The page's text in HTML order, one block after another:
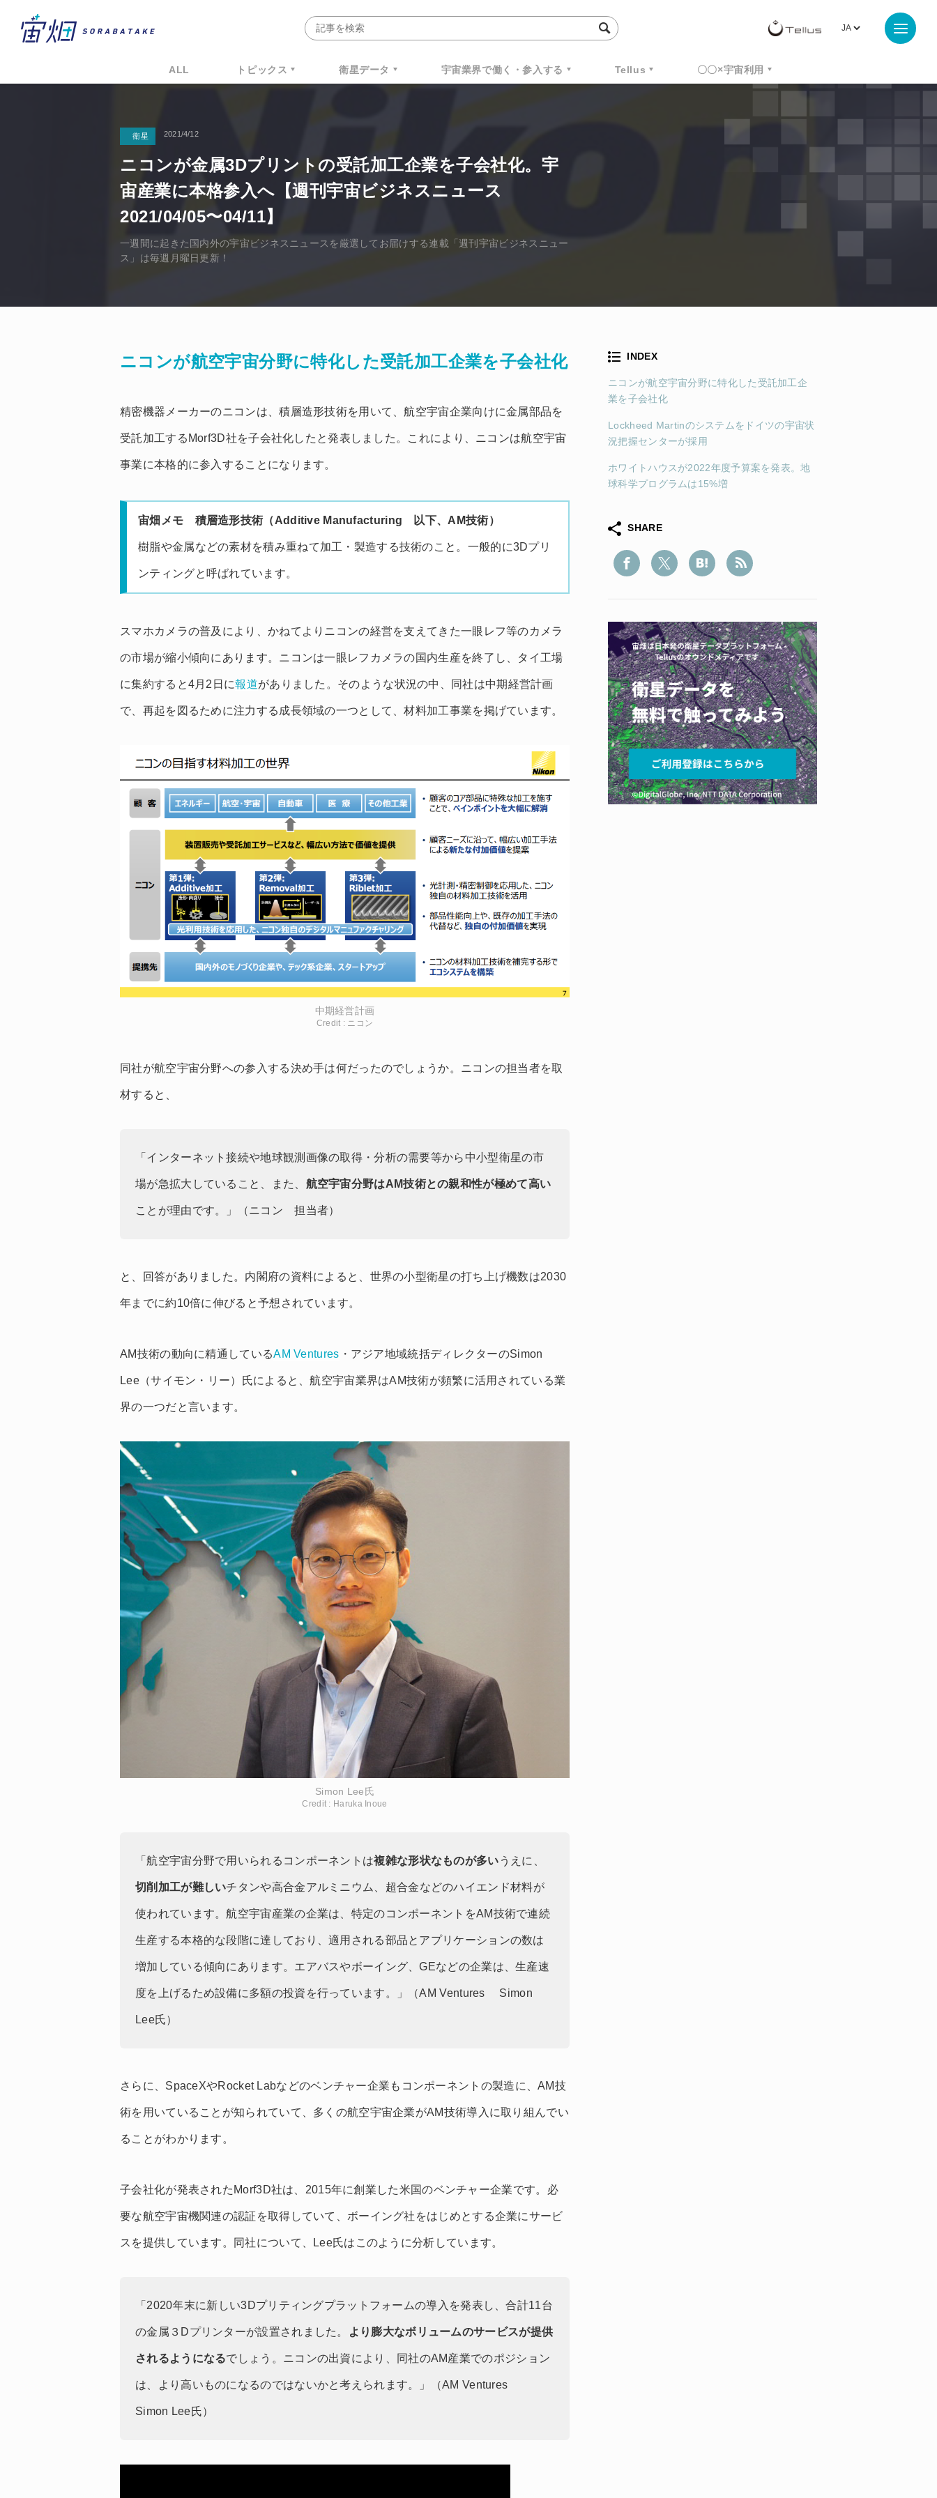
ALL トピックス 衛星データ 宇宙業界で働く・参入する Tellus 〇〇×宇宙利用
衛星 2021/4/12
ニコンが金属3Dプリントの受託加工企業を子会社化。宇
宙産業に本格参入へ【週刊宇宙ビジネスニュース
2021/04/05〜04/11】
一週間に起きた国内外の宇宙ビジネスニュースを厳選してお届けする連載「週刊宇宙ビジネスニュー
ス」は毎週月曜日更新！
ニコンが航空宇宙分野に特化した受託加工企業を子会社化
精密機器メーカーのニコンは、積層造形技術を用いて、航空宇宙企業向けに金属部品を
受託加工するMorf3D社を子会社化したと発表しました。これにより、ニコンは航空宇宙
事業に本格的に参入することになります。
宙畑メモ 積層造形技術（Additive Manufacturing 以下、AM技術）
樹脂や金属などの素材を積み重ねて加工・製造する技術のこと。一般的に3Dプリ
ンティングと呼ばれています。
スマホカメラの普及により、かねてよりニコンの経営を支えてきた一眼レフ等のカメラ
の市場が縮小傾向にあります。ニコンは一眼レフカメラの国内生産を終了し、タイ工場
に集約すると4月2日に報道がありました。そのような状況の中、同社は中期経営計画
で、再起を図るために注力する成長領域の一つとして、材料加工事業を掲げています。
中期経営計画
Credit : ニコン
同社が航空宇宙分野への参入する決め手は何だったのでしょうか。ニコンの担当者を取
材すると、
「インターネット接続や地球観測画像の取得・分析の需要等から中小型衛星の市
場が急拡大していること、また、 航空宇宙分野はAM技術との親和性が極めて高い
ことが理由です。」（ニコン 担当者）
と、回答がありました。内閣府の資料によると、世界の小型衛星の打ち上げ機数は2030
年までに約10倍に伸びると予想されています。
AM技術の動向に精通しているAM Ventures ・アジア地域統括ディレクターのSimon
Lee（サイモン・リー）氏によると、航空宇宙業界はAM技術が頻繁に活用されている業
界の一つだと言います。
Simon Lee氏
Credit : Haruka Inoue
「航空宇宙分野で用いられるコンポーネントは複雑な形状なものが多い うえに、
切削加工が難しいチタンや高合金アルミニウム、超合金などのハイエンド材料が
使われています。航空宇宙産業の企業は、特定のコンポーネントをAM技術で連続
生産する本格的な段階に達しており、適用される部品とアプリケーションの数は
増加している傾向にあります。エアバスやボーイング、GEなどの企業は、生産速
度を上げるため設備に多額の投資を行っています。」（AM Ventures Simon
Lee氏）
さらに、SpaceXやRocket Labなどのベンチャー企業もコンポーネントの製造に、AM技
術を用いていることが知られていて、多くの航空宇宙企業がAM技術導入に取り組んでい
ることがわかります。
子会社化が発表されたMorf3D社は、2015年に創業した米国のベンチャー企業です。必
要な航空宇宙機関連の認証を取得していて、ボーイング社をはじめとする企業にサービ
スを提供しています。同社について、Lee氏はこのように分析しています。
「2020年末に新しい3Dプリティングプラットフォームの導入を発表し、合計11台
の金属３Dプリンターが設置されました。 より膨大なボリュームのサービスが提供
されるようになるでしょう。ニコンの出資により、同社のAM産業でのポジション
は、より高いものになるのではないかと考えられます。」（AM Ventures
Simon Lee氏）
INDEX
ニコンが航空宇宙分野に特化した受託加工企
業を子会社化
Lockheed Martinのシステムをドイツの宇宙状
況把握センターが採用
ホワイトハウスが2022年度予算案を発表。地
球科学プログラムは15%増
SHARE